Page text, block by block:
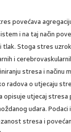
povećava
i na taj način
tlak. Stoga stres
i
stresa i načinu
radova o utjecaju
opisuje utjecaj
udara. Podaci
stresa i